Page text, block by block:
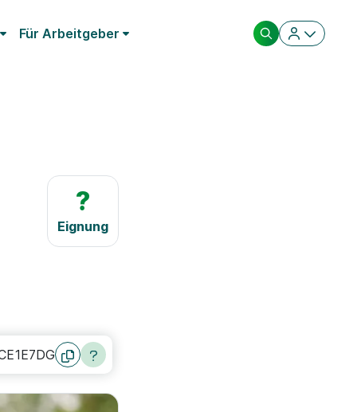
Für Arbeitgeber
?
Eignung